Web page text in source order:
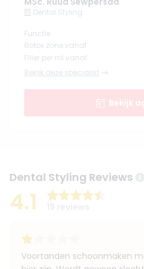
Dental Styling
Functie
Botox zone vanaf
Filler per ml vanaf
Bekijk deze specialist
Bekijk
Dental Styling Reviews
4.1
Voortanden schoonmaken